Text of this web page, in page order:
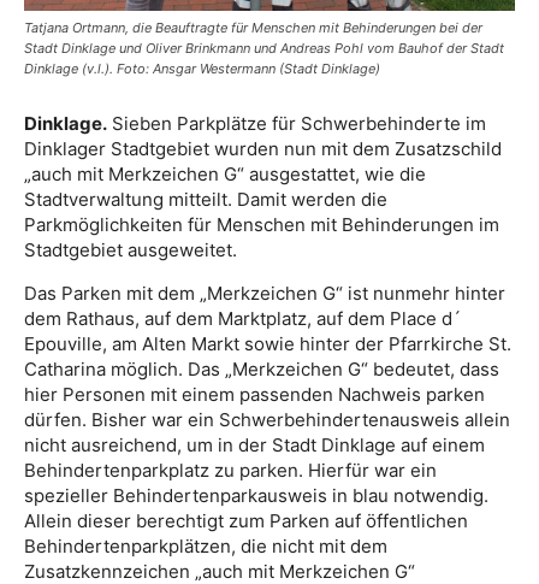
Tatjana Ortmann, die Beauftragte für Menschen mit Behinderungen bei der
Stadt Dinklage und Oliver Brinkmann und Andreas Pohl vom Bauhof der Stadt
Dinklage (v.l.). Foto: Ansgar Westermann (Stadt Dinklage)
Dinklage. Sieben Parkplätze für Schwerbehinderte im
Dinklager Stadtgebiet wurden nun mit dem Zusatzschild
„auch mit Merkzeichen G“ ausgestattet, wie die
Stadtverwaltung mitteilt. Damit werden die
Parkmöglichkeiten für Menschen mit Behinderungen im
Stadtgebiet ausgeweitet.
Das Parken mit dem „Merkzeichen G“ ist nunmehr hinter
dem Rathaus, auf dem Marktplatz, auf dem Place d´
Epouville, am Alten Markt sowie hinter der Pfarrkirche St.
Catharina möglich. Das „Merkzeichen G“ bedeutet, dass
hier Personen mit einem passenden Nachweis parken
dürfen. Bisher war ein Schwerbehindertenausweis allein
nicht ausreichend, um in der Stadt Dinklage auf einem
Behindertenparkplatz zu parken. Hierfür war ein
spezieller Behindertenparkausweis in blau notwendig.
Allein dieser berechtigt zum Parken auf öffentlichen
Behindertenparkplätzen, die nicht mit dem
Zusatzkennzeichen „auch mit Merkzeichen G“